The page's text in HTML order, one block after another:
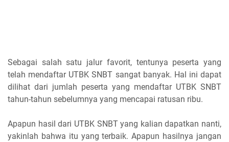
Sebagai salah satu jalur favorit, tentunya peserta yang
telah mendaftar UTBK SNBT sangat banyak. Hal ini dapat
dilihat dari jumlah peserta yang mendaftar UTBK SNBT
tahun-tahun sebelumnya yang mencapai ratusan ribu.
Apapun hasil dari UTBK SNBT yang kalian dapatkan nanti,
yakinlah bahwa itu yang terbaik. Apapun hasilnya jangan